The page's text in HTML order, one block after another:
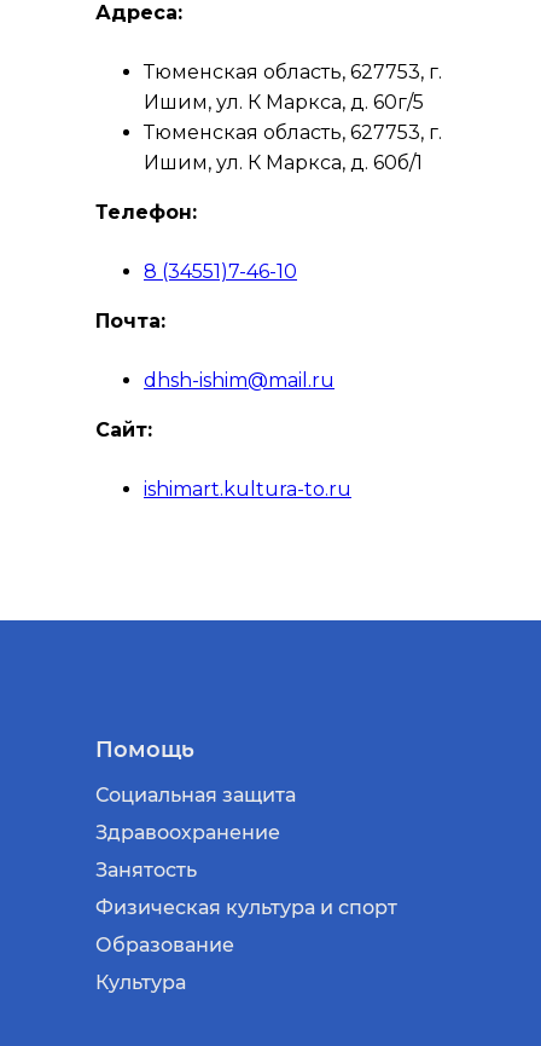
Адреса:
Тюменская область, 627753, г.
Ишим, ул. К Маркса, д. 60г/5
Тюменская область, 627753, г.
Ишим, ул. К Маркса, д. 60б/1
Телефон:
8 (34551)7-46-10
Почта:
dhsh-ishim@mail.ru
Сайт:
ishimart.kultura-to.ru
Помощь
Социальная защита
Здравоохранение
Занятость
Физическая культура и спорт
Образование
Культура